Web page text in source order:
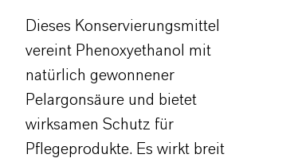
Dieses Konservierungsmittel
vereint Phenoxyethanol mit
natürlich gewonnener
Pelargonsäure und bietet
wirksamen Schutz für
Pflegeprodukte. Es wirkt breit